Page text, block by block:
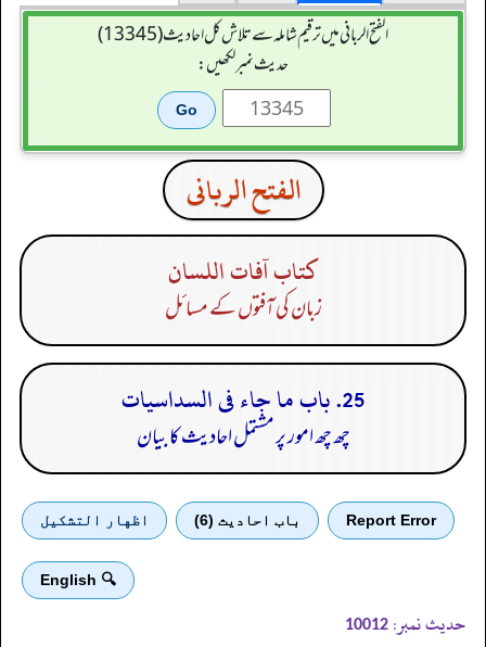
الفتح الربانی میں ترقیم شاملہ سے تلاش کل احادیث (13345)
حدیث نمبر لکھیں:
الفتح الربانی
كتاب آفات اللسان
زبان کی آفتوں کے مسائل
25. باب ما جاء فى السداسيات
چھ چھ امور پر مشتمل احادیث کا بیان
Report Error باب احادیث (6) اظهار التشكيل
🔍 English
حدیث نمبر: 10012